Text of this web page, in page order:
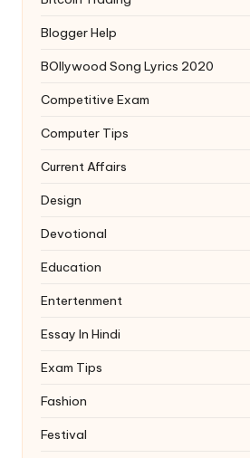
Blogger Help
BOllywood Song Lyrics 2020
Competitive Exam
Computer Tips
Current Affairs
Design
Devotional
Education
Entertenment
Essay In Hindi
Exam Tips
Fashion
Festival